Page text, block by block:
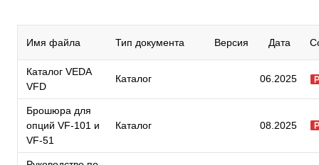
Имя файла Тип документа Версия Дата
Каталог VEDA
VFD
Каталог 06.2025
Брошюра для
опций VF-101 и
VF-51
Каталог 08.2025